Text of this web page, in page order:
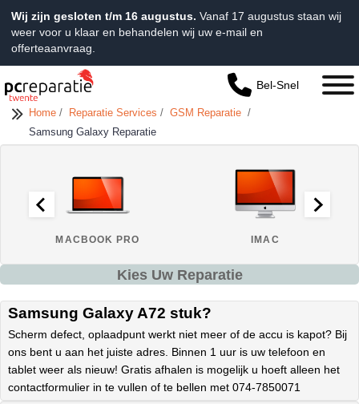
Wij zijn gesloten t/m 16 augustus. Vanaf 17 augustus staan wij
weer voor u klaar en behandelen wij uw e-mail en
offerteaanvraag.
Bel-Snel
Home / Reparatie Services / GSM Reparatie /
Samsung Galaxy Reparatie
MACBOOK PRO IMAC
Kies Uw Reparatie
Samsung Galaxy A72 stuk?
Scherm defect, oplaadpunt werkt niet meer of de accu is kapot? Bij
ons bent u aan het juiste adres. Binnen 1 uur is uw telefoon en
tablet weer als nieuw! Gratis afhalen is mogelijk u hoeft alleen het
contactformulier in te vullen of te bellen met 074-7850071